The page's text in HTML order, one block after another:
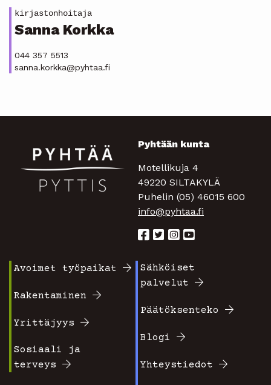
kirjastonhoitaja
Sanna Korkka
044 357 5513
sanna.korkka@pyhtaa.fi
Pyhtään kunta
Motellikuja 4
49220 SILTAKYLÄ
Puhelin (05) 46015 600
info@pyhtaa.fi
valikko
1
Avoimet työpaikat
Rakentaminen
Yrittäjyys
Sosiaali ja
terveys
Footer
2
Sähköiset
palvelut
Päätöksenteko
Blogi
Yhteystiedot